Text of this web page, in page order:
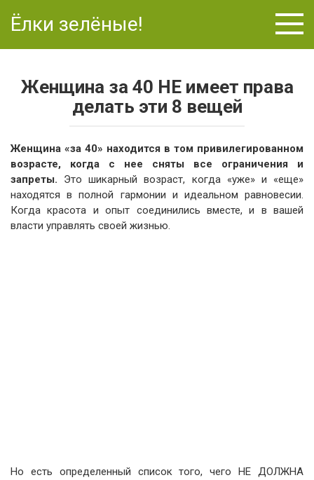
Ёлки зелёные!
Женщина за 40 НЕ имеет права
делать эти 8 вещей
Женщина «за 40» находится в том привилегированном
возрасте, когда с нее сняты все ограничения и
запреты. Это шикарный возраст, когда «уже» и «еще»
находятся в полной гармонии и идеальном равновесии.
Когда красота и опыт соединились вместе, и в вашей
власти управлять своей жизнью.
Но есть определенный список того, чего НЕ ДОЛЖНА